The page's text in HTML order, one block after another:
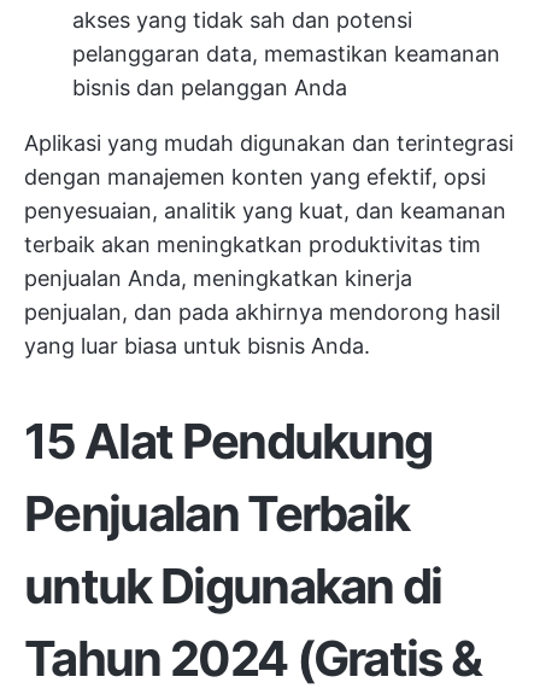
akses yang tidak sah dan potensi
pelanggaran data, memastikan keamanan
bisnis dan pelanggan Anda
Aplikasi yang mudah digunakan dan terintegrasi
dengan manajemen konten yang efektif, opsi
penyesuaian, analitik yang kuat, dan keamanan
terbaik akan meningkatkan produktivitas tim
penjualan Anda, meningkatkan kinerja
penjualan, dan pada akhirnya mendorong hasil
yang luar biasa untuk bisnis Anda.
15 Alat Pendukung
Penjualan Terbaik
untuk Digunakan di
Tahun 2024 (Gratis &